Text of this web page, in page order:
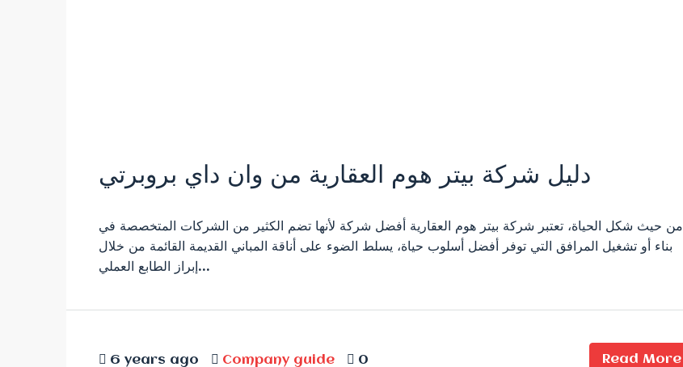
دليل شركة بيتر هوم العقارية من وان داي بروبرتي
من حيث شكل الحياة، تعتبر شركة بيتر هوم العقارية أفضل شركة لأنها تضم ​​الكثير من الشركات المتخصصة في
بناء أو تشغيل المرافق التي توفر أفضل أسلوب حياة، يسلط الضوء على أناقة المباني القديمة القائمة من خلال
إبراز الطابع العملي...
6 years ago Company guide 0 Read More